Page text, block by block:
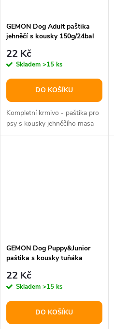
GEMON Dog Adult paštika
jehněčí s kousky 150g/24bal
22 Kč
Skladem >15 ks
DO KOŠÍKU
Kompletní krmivo - paštika pro
psy s kousky jehněčího masa
GEMON Dog Puppy&Junior
paštika s kousky tuňáka
22 Kč
Skladem >15 ks
DO KOŠÍKU